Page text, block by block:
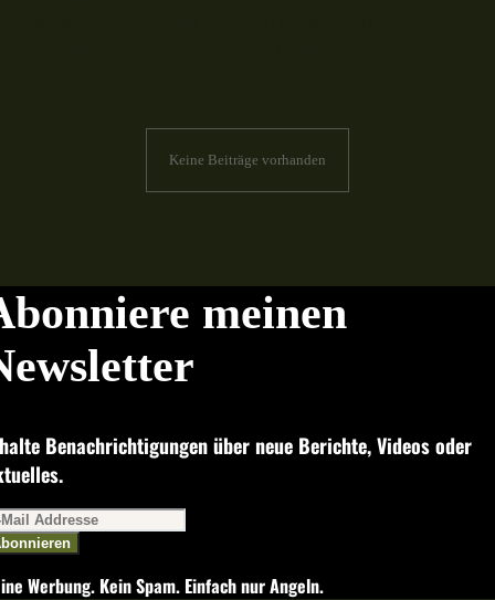
Keine Beiträge vorhanden
meinen
Benachrichtigungen über neue Berichte, Videos oder
Werbung. Kein Spam. Einfach nur Angeln.